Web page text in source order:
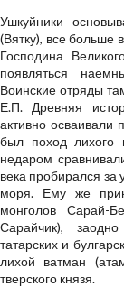
Ушкуйники
(Вятку), все больше
Господина
появляться
Воинские отряды
Е.П. Древняя
активно осваивали
был поход лихого
недаром
века пробирался за
моря. Ему же
монголов Сарай-
Сарайчик),
татарских и
лихой ватман
тверского князя.